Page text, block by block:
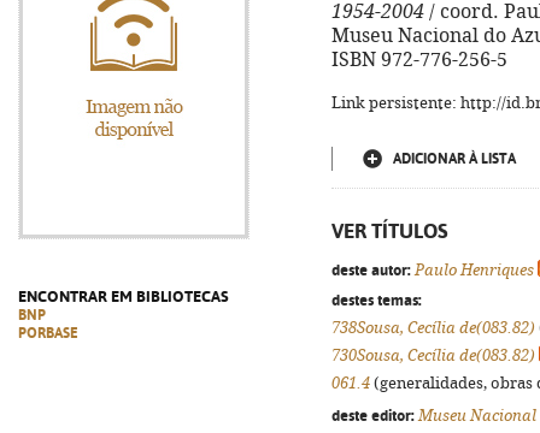
ENCONTRAR EM BIBLIOTECAS
BNP
PORBASE
1954-2004 / coord.
Museu Nacional do
ISBN 972-776-256-5
Link persistente: http://
ADICIONAR À LISTA
VER TÍTULOS
deste autor: Paulo Henriques
destes temas:
738Sousa, Cecília de(083.82)
730Sousa, Cecília de(083.82)
061.4 (generalidades,
deste editor: Museu Nacional